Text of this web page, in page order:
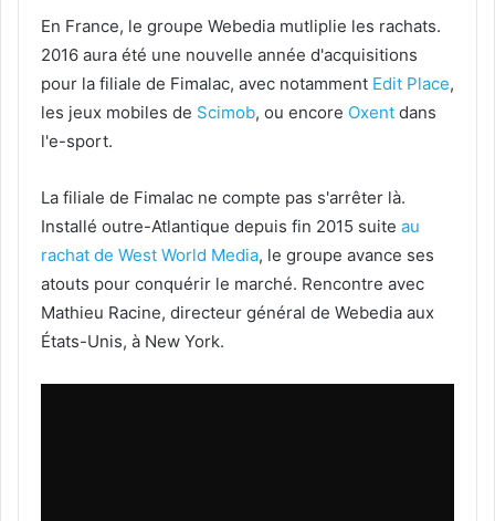
En France, le groupe Webedia mutliplie les rachats.
2016 aura été une nouvelle année d'acquisitions
pour la filiale de Fimalac, avec notamment Edit Place,
les jeux mobiles de Scimob, ou encore Oxent dans
l'e-sport.
La filiale de Fimalac ne compte pas s'arrêter là.
Installé outre-Atlantique depuis fin 2015 suite au
rachat de West World Media, le groupe avance ses
atouts pour conquérir le marché. Rencontre avec
Mathieu Racine, directeur général de Webedia aux
États-Unis, à New York.